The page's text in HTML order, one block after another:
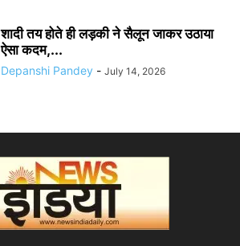
शादी तय होते ही लड़की ने सैलून जाकर उठाया
ऐसा कदम,...
Depanshi Pandey - July 14, 2026